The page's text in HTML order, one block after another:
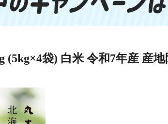
(5kg×4袋) 白米 令和7年産 産